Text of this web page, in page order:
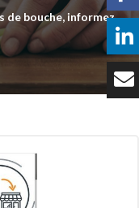
bouche, informez